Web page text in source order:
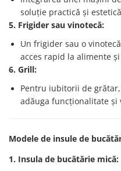
soluție practică și
5. Frigider sau vinotecă:
Un frigider sau o
acces rapid la alimente
6. Grill:
Pentru iubitorii de
adăuga funcționalitate
Modele de insule de
1. Insula de bucătărie mică: